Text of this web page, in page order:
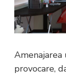
provocare,